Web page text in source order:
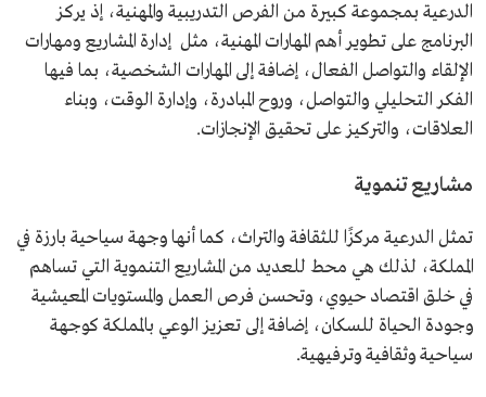
الدرعية بمجموعة كبيرة من الفرص التدريبية والمهنية، إذ يركز
البرنامج على تطوير أهم المهارات المهنية، مثل إدارة المشاريع ومهارات
الإلقاء والتواصل الفعال، إضافة إلى المهارات الشخصية، بما فيها
الفكر التحليلي والتواصل، وروح المبادرة، وإدارة الوقت، وبناء
العلاقات، والتركيز على تحقيق الإنجازات.
مشاريع تنموية
تمثل الدرعية مركزًا للثقافة والتراث، كما أنها وجهة سياحية بارزة في
المملكة، لذلك هي محط للعديد من المشاريع التنموية التي تساهم
في خلق اقتصاد حيوي، وتحسن فرص العمل والمستويات المعيشية
وجودة الحياة للسكان، إضافة إلى تعزيز الوعي بالمملكة كوجهة
سياحية وثقافية وترفيهية.